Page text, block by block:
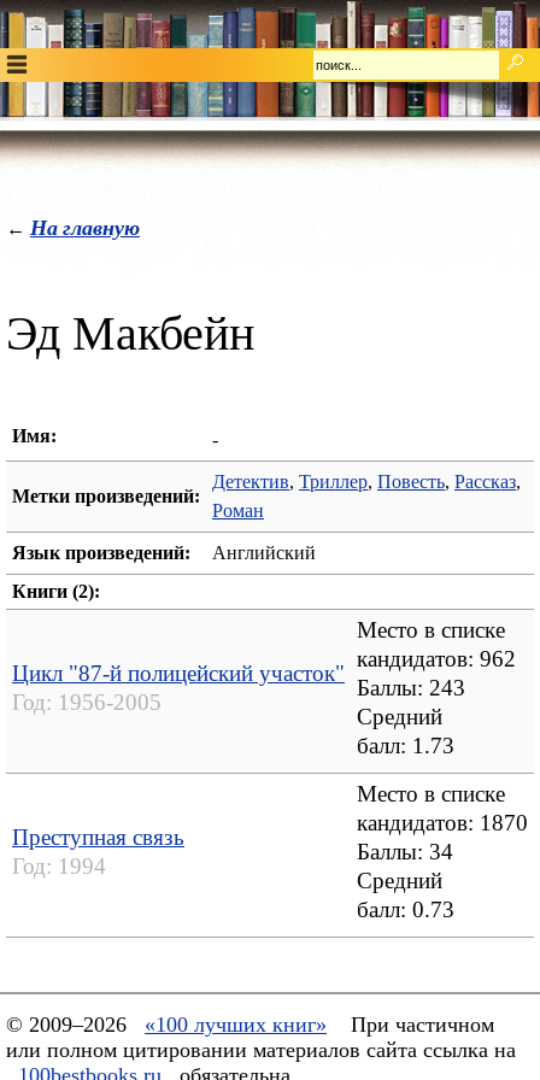
← На главную
Эд Макбейн
Имя: -
Метки произведений:
Детектив, Триллер, Повесть, Рассказ,
Роман
Язык произведений:
Английский
Книги (2):
Цикл "87-й полицейский участок"
Год: 1956-2005
Место в списке
кандидатов: 962
Баллы: 243
Средний
балл: 1.73
Преступная связь
Год: 1994
Место в списке
кандидатов: 1870
Баллы: 34
Средний
балл: 0.73
© 2009–2026 «100 лучших книг»
При частичном
или полном цитировании материалов сайта ссылка на
100bestbooks.ru
обязательна